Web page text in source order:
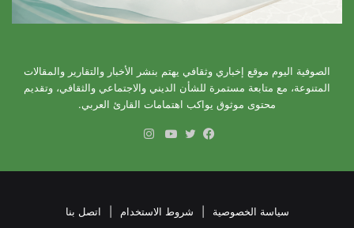
الصوفية اليوم موقع إخباري وثقافي يهتم بنشر الأخبار والتقارير والمقالات
المتنوعة، مع متابعة مستمرة للشأن الديني والاجتماعي والثقافي، وتقديم
محتوى موثوق يواكب اهتمامات القارئ العربي.
سياسة الخصوصية شروط الاستخدام اتصل بنا